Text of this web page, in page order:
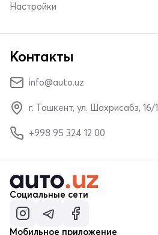
Настройки
Контакты
info@auto.uz
г. Ташкент, ул. Шахрисабз, 16/1
+998 95 324 12 00
Социальные сети
Мобильное приложение